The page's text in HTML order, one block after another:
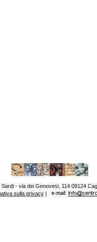
- via dei Genovesi, 114 09124
sulla privacy|